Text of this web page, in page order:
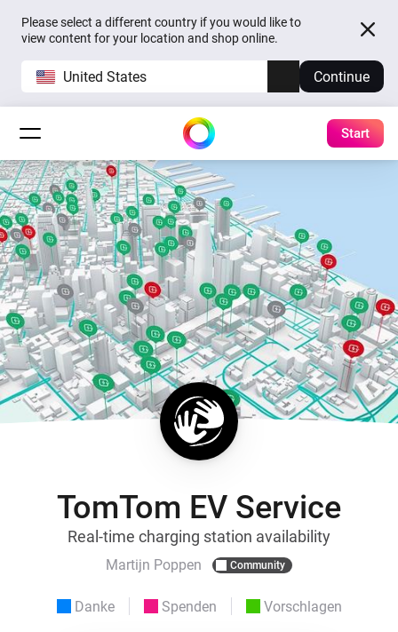
Please select a different country if you would like to
view content for your location and shop online.
United States Continue
Start
TomTom EV Service
Real-time charging station availability
Martijn Poppen Community
Danke Spenden Vorschlagen